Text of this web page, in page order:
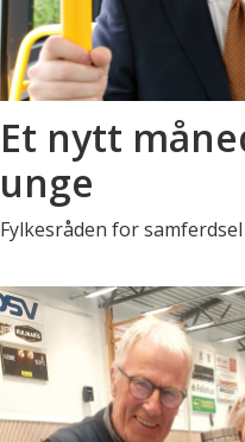
Et nytt
unge
Fylkesråden for